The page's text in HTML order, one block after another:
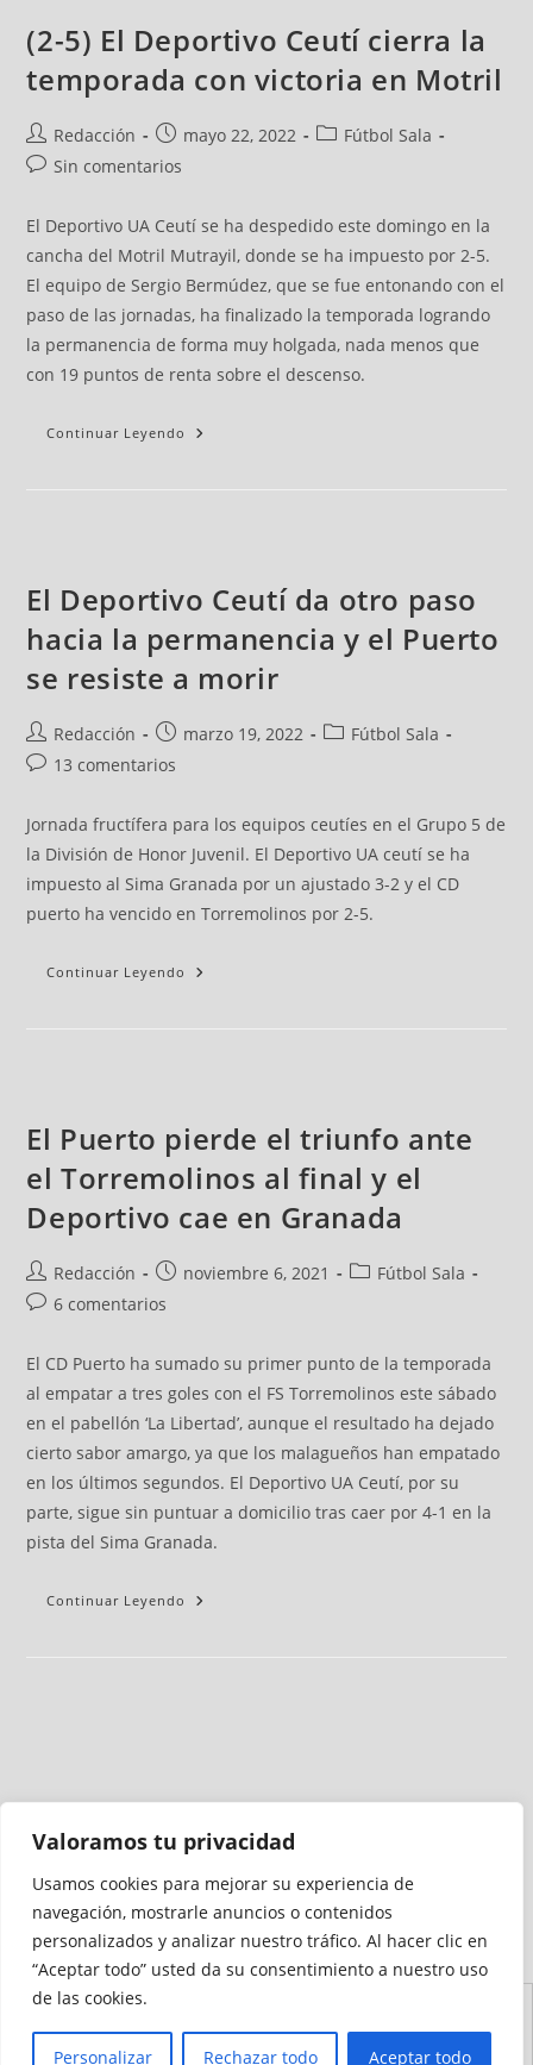
Valoramos tu privacidad
Usamos cookies para mejorar su experiencia de
navegación, mostrarle anuncios o contenidos
personalizados y analizar nuestro tráfico. Al hacer clic en
“Aceptar todo” usted da su consentimiento a nuestro uso
de las cookies.
Personalizar Rechazar todo Aceptar todo
(2-5) El Deportivo Ceutí cierra la
temporada con victoria en Motril
Redacción mayo 22, 2022
Fútbol Sala
Sin comentarios
El Deportivo UA Ceutí se ha despedido este domingo en la
cancha del Motril Mutrayil, donde se ha impuesto por 2-5.
El equipo de Sergio Bermúdez, que se fue entonando con el
paso de las jornadas, ha finalizado la temporada logrando
la permanencia de forma muy holgada, nada menos que
con 19 puntos de renta sobre el descenso.
Continuar Leyendo
El Deportivo Ceutí da otro paso
hacia la permanencia y el Puerto
se resiste a morir
Redacción marzo 19, 2022
Fútbol Sala
13 comentarios
Jornada fructífera para los equipos ceutíes en el Grupo 5 de
la División de Honor Juvenil. El Deportivo UA ceutí se ha
impuesto al Sima Granada por un ajustado 3-2 y el CD
puerto ha vencido en Torremolinos por 2-5.
Continuar Leyendo
El Puerto pierde el triunfo ante
el Torremolinos al final y el
Deportivo cae en Granada
Redacción noviembre 6, 2021
Fútbol Sala
6 comentarios
El CD Puerto ha sumado su primer punto de la temporada
al empatar a tres goles con el FS Torremolinos este sábado
en el pabellón ‘La Libertad’, aunque el resultado ha dejado
cierto sabor amargo, ya que los malagueños han empatado
en los últimos segundos. El Deportivo UA Ceutí, por su
parte, sigue sin puntuar a domicilio tras caer por 4-1 en la
pista del Sima Granada.
Continuar Leyendo
Medio auditado por
Accesibilidad
Sitio
Cookies
Privacidad